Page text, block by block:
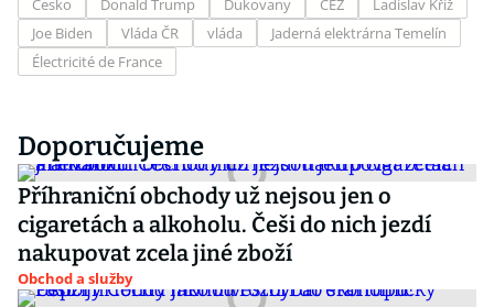
Česko Donald Trump Dukovany ČEZ
Ladislav Kříž
Joe Biden
Vláda ČR vláda
Jaderná elektrárna Temelín
Électricité de France
Doporučujeme
Příhraniční obchody už nejsou jen o
cigaretách a alkoholu. Češi do nich jezdí
nakupovat zcela jiné zboží
Obchod a služby